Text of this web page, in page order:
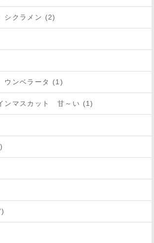
シクラメン (2)
ウンベラータ (1)
ンマスカット 甘～い (1)